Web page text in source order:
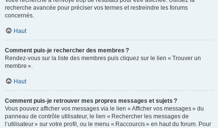
recherche avancée pour préciser vos termes et restreindre les forums
concernés.
Haut
Comment puis-je rechercher des membres ?
Rendez-vous sur la liste des membres puis cliquez sur le lien « Trouver un
membre ».
Haut
Comment puis-je retrouver mes propres messages et sujets ?
Vous pouvez afficher vos messages via le lien « Afficher vos messages » du
panneau de contrôle utilisateur, le lien « Rechercher les messages de
l’utilisateur » sur votre profil, ou le menu « Raccourcis » en haut du forum. Pour